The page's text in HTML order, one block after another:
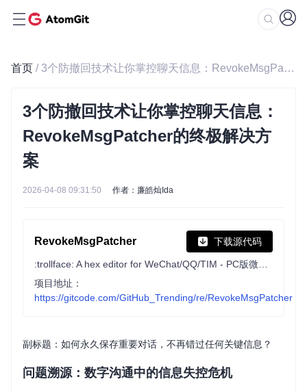
首页 / 3个防撤回技术让你掌控聊天信息：RevokeMsgPatcher的终极解决方案
3个防撤回技术让你掌控聊天信息：
RevokeMsgPatcher的终极解决方
案
2026-04-08 09:31:50 作者：廉皓灿Ida
RevokeMsgPatcher 下载源代码
项目地址：
https://gitcode.com/GitHub_Trending/re/RevokeMsgPatcher
副标题：如何永久保存重要对话，不再错过任何关键信息？
问题溯源：数字沟通中的信息失控危机